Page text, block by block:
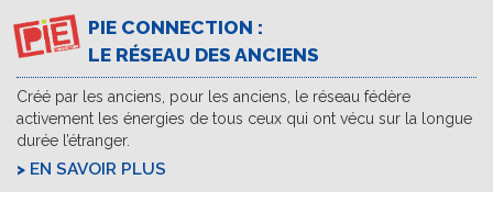
PIE CONNECTION :
LE RÉSEAU DES ANCIENS
Créé par les anciens, pour les anciens, le réseau fédère
activement les énergies de tous ceux qui ont vécu sur la longue
durée l’étranger.
EN SAVOIR PLUS